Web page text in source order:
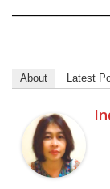
About Latest